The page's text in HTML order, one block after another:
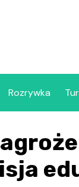
Rozrywka